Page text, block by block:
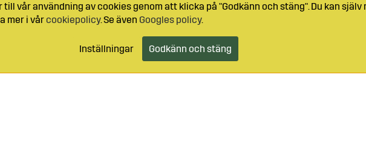
vår användning av cookies genom att klicka på "Godkänn och stäng". Du kan
mer i vårcookiepolicy. Se även Googles policy.
Inställningar Godkänn och stäng